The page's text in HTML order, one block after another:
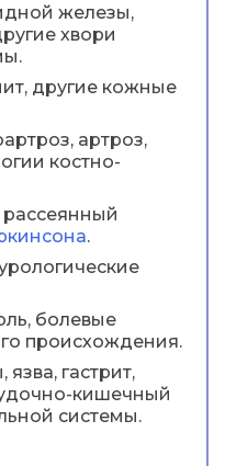
железы,
хвори
другие кожные
артроз,
костно-
рассеянный
.
болевые
происхождения.
гастрит,
кишечный
системы.